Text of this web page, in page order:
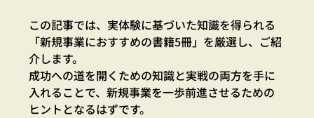
この記事では、実体験に基づいた知識を得られる
「新規事業におすすめの書籍5冊」を厳選し、ご紹
介します。
成功への道を開くための知識と実戦の両方を手に
入れることで、新規事業を一歩前進させるための
ヒントとなるはずです。